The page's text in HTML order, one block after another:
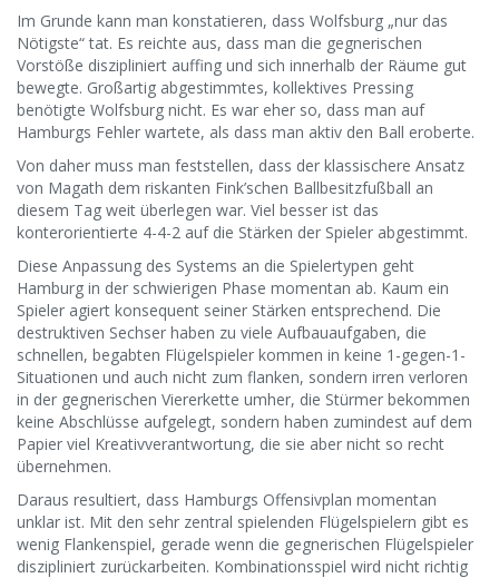
Im Grunde kann man konstatieren, dass Wolfsburg „nur das
Nötigste“ tat. Es reichte aus, dass man die gegnerischen
Vorstöße diszipliniert auffing und sich innerhalb der Räume gut
bewegte. Großartig abgestimmtes, kollektives Pressing
benötigte Wolfsburg nicht. Es war eher so, dass man auf
Hamburgs Fehler wartete, als dass man aktiv den Ball eroberte.
Von daher muss man feststellen, dass der klassischere Ansatz
von Magath dem riskanten Fink’schen Ballbesitzfußball an
diesem Tag weit überlegen war. Viel besser ist das
konterorientierte 4-4-2 auf die Stärken der Spieler abgestimmt.
Diese Anpassung des Systems an die Spielertypen geht
Hamburg in der schwierigen Phase momentan ab. Kaum ein
Spieler agiert konsequent seiner Stärken entsprechend. Die
destruktiven Sechser haben zu viele Aufbauaufgaben, die
schnellen, begabten Flügelspieler kommen in keine 1-gegen-1-
Situationen und auch nicht zum flanken, sondern irren verloren
in der gegnerischen Viererkette umher, die Stürmer bekommen
keine Abschlüsse aufgelegt, sondern haben zumindest auf dem
Papier viel Kreativverantwortung, die sie aber nicht so recht
übernehmen.
Daraus resultiert, dass Hamburgs Offensivplan momentan
unklar ist. Mit den sehr zentral spielenden Flügelspielern gibt es
wenig Flankenspiel, gerade wenn die gegnerischen Flügelspieler
diszipliniert zurückarbeiten. Kombinationsspiel wird nicht richtig